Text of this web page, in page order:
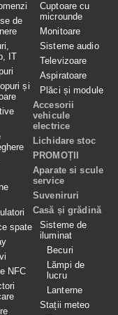
de
IT
și
spate
NFC
Cuptoare cu
microunde
Monitoare
Sisteme audio
Televizoare
Aspiratoare
Plăci și module
Accesorii
vehicule
electrice
Lichidare stoc
PROMOȚII
Aparate si scule
service
Suveniruri
Casă și grădină
Sisteme de
iluminat
Becuri
Lămpi de
lucru
Lanterne
Stații meteo